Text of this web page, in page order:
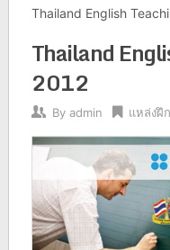
Thailand English
Thailand
2012
By admin แหล่งฝึ